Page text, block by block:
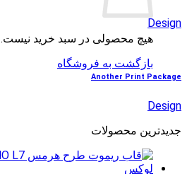
هیچ محصولی در سبد خرید نیست.
بازگشت به فروشگاه
Design
Another Print Package
Design
جدیدترین محصولات